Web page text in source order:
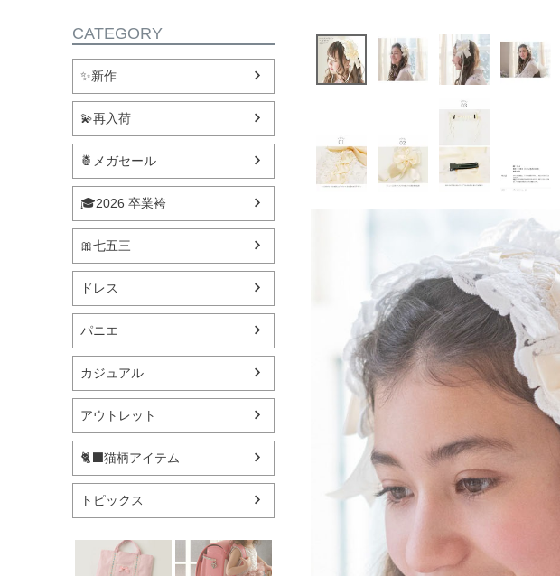
CATEGORY
✨新作
💫再入荷
🍍メガセール
🎓2026 卒業袴
🎀七五三
ドレス
パニエ
カジュアル
アウトレット
🐈‍⬛猫柄アイテム
トピックス